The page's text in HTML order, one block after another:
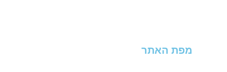
מפת האתר